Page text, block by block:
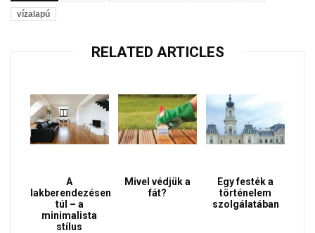
vízalapú
RELATED ARTICLES
A
lakberendezésen
túl – a
minimalista
stílus
Mivel védjük a
fát?
Egy festék a
történelem
szolgálatában